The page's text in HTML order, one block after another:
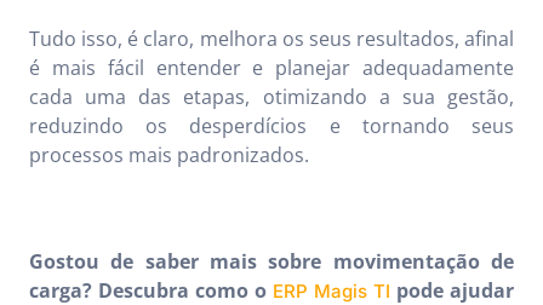
Tudo isso, é claro, melhora os seus resultados, afinal
é mais fácil entender e planejar adequadamente
cada uma das etapas, otimizando a sua gestão,
reduzindo os desperdícios e tornando seus
processos mais padronizados.
Gostou de saber mais sobre movimentação de
carga? Descubra como o ERP Magis TI pode ajudar